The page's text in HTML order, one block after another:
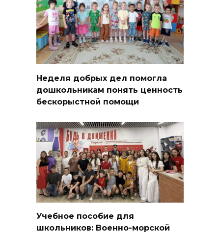
Неделя добрых дел помогла
дошкольникам понять ценность
бескорыстной помощи
Учебное пособие для
школьников: Военно-морской